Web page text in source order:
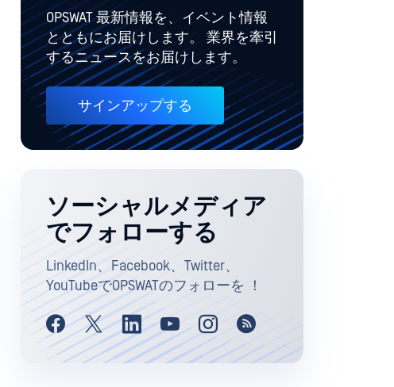
OPSWAT 最新情報を、イベント情報
とともにお届けします。 業界を牽引
するニュースをお届けします。
サインアップする
ソーシャルメディア
でフォローする
LinkedIn、Facebook、Twitter、
YouTubeでOPSWATのフォローを ！